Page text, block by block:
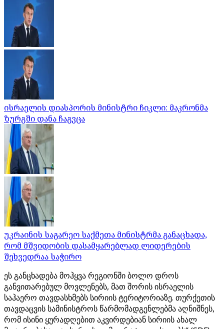
ისრაელის დიასპორის მინისტრი ჩიკლი: მაკრონმა
ზურგში დანა ჩაგვცა
უკრაინის საგარეო საქმეთა მინისტრმა განაცხადა,
რომ მშვიდობის დასამყარებლად ლიდერების
შეხვედრაა საჭირო
ეს განცხადება მოჰყვა რეგიონში ბოლო დროს
განვითარებულ მოვლენებს, მათ შორის ისრაელის
საჰაერო თავდასხმებს სირიის ტერიტორიაზე. თურქეთის
თავდაცვის სამინისტროს წარმომადგენლებმა აღნიშნეს,
რომ ისინი ყურადღებით აკვირდებიან სირიის ახალ